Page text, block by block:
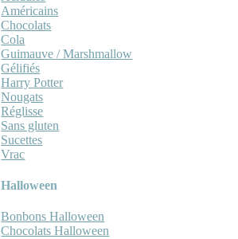
Américains
Chocolats
Cola
Guimauve / Marshmallow
Gélifiés
Harry Potter
Nougats
Réglisse
Sans gluten
Sucettes
Vrac
Halloween
Bonbons Halloween
Chocolats Halloween